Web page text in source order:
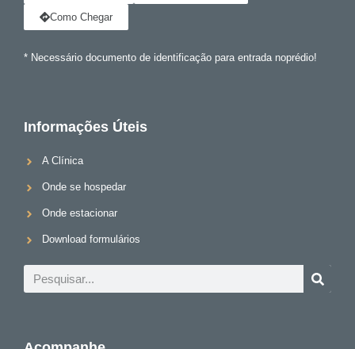
Como Chegar
* Necessário documento de identificação para entrada noprédio!
Informações Úteis
A Clínica
Onde se hospedar
Onde estacionar
Download formulários